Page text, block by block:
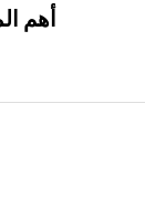
أهم